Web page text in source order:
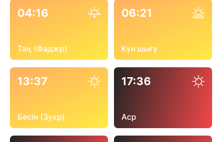
04:16
Таң (Фаджр)
06:21
Күн шығу
13:37
Бесін (Зухр)
17:36
Аср